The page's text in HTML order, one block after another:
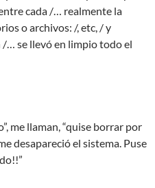
cada /… realmente la
o archivos: /, etc, / y
… se llevó en limpio todo el
me llaman, “quise borrar por
desapareció el sistema. Puse